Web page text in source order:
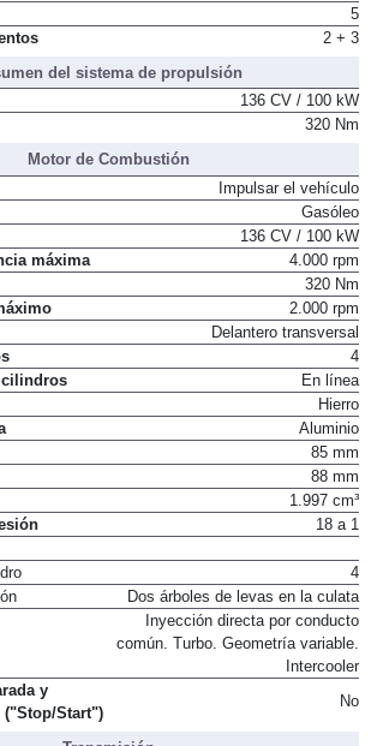
5
2 + 3
del sistema de propulsión
136 CV / 100 kW
320 Nm
Motor de Combustión
Impulsar el vehículo
Gasóleo
136 CV / 100 kW
máxima
4.000 rpm
320 Nm
2.000 rpm
Delantero transversal
4
En línea
Hierro
Aluminio
85 mm
88 mm
1.997 cm³
18 a 1
4
Dos árboles de levas en la culata
Inyección directa por conducto
común. Turbo. Geometría variable.
Intercooler
y
Start")
No